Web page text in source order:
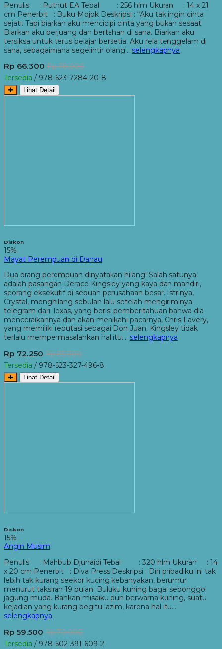
Penulis : Puthut EA Tebal : 256 hlm Ukuran : 14 x 21
cm Penerbit : Buku Mojok Deskripsi : “Aku tak ingin cinta
sejati. Tapi biarkan aku mencicipi cinta yang bukan sesaat.
Biarkan aku berjuang dan bertahan di sana. Biarkan aku
tersiksa untuk terus belajar bersetia. Aku rela tenggelam di
sana, sebagaimana segelintir orang… selengkapnya
Rp 66.300 Rp 78.000
Tersedia / 978-623-7284-20-8
✚ Lihat Detail
Diskon
15%
Mayat Perempuan di Danau
Dua orang perempuan dinyatakan hilang! Salah satunya
adalah pasangan Derace Kingsley yang kaya dan mandiri,
seorang eksekutif di sebuah perusahaan besar. Istrinya,
Crystal, menghilang sebulan lalu setelah mengiriminya
telegram dari Texas, yang berisi pemberitahuan bahwa dia
menceraikannya dan akan menikahi pacarnya, Chris Lavery,
yang memiliki reputasi sebagai Don Juan. Kingsley tidak
terlalu mempermasalahkan hal itu…. selengkapnya
Rp 72.250 Rp 85.000
Tersedia / 978-623-327-496-8
✚ Lihat Detail
Diskon
15%
Angin Musim
Penulis : Mahbub Djunaidi Tebal : 320 hlm Ukuran : 14
x 20 cm Penerbit : Diva Press Deskripsi : Diri pribadiku ini tak
lebih tak kurang seekor kucing kebanyakan, berumur
menurut taksiran 19 bulan. Buluku kuning bagai sebonggol
jagung muda. Bahkan misaiku pun berwarna kuning, suatu
kejadian yang kurang begitu lazim, karena hal itu…
selengkapnya
Rp 59.500 Rp 70.000
Tersedia / 978-602-391-609-2